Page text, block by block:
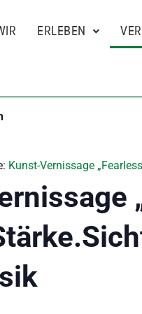
ERLEBEN
Kunst-Vernissage